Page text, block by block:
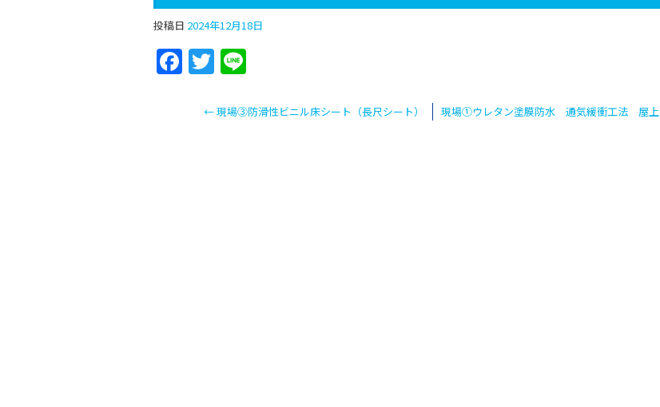
投稿日 2024年12月18日
F
a
T
w
itte
←現場③防滑性ビニル床シート（長尺シート） 現場①ウレタン塗膜防水 通気緩衝工法 屋上